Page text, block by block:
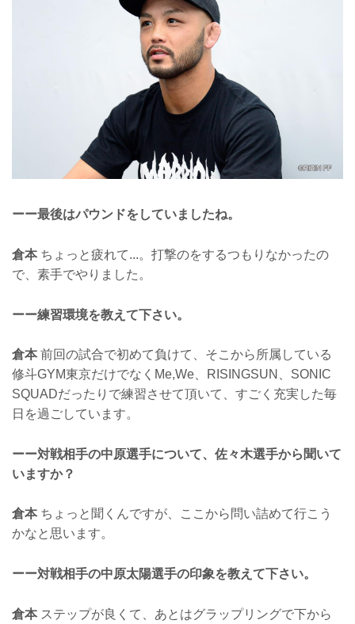
ーー最後はパウンドをしていましたね。
倉本ちょっと疲れて...。打撃のをするつもりなかったの
で、素手でやりました。
ーー練習環境を教えて下さい。
倉本前回の試合で初めて負けて、そこから所属している
修斗GYM東京だけでなくMe,We、RISINGSUN、SONIC
SQUADだったりで練習させて頂いて、すごく充実した毎
日を過ごしています。
ーー対戦相手の中原選手について、佐々木選手から聞いて
いますか？
倉本ちょっと聞くんですが、ここから問い詰めて行こう
かなと思います。
ーー対戦相手の中原太陽選手の印象を教えて下さい。
倉本ステップが良くて、あとはグラップリングで下から